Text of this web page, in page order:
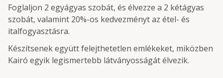
Foglaljon 2 egyágyas szobát, és élvezze a 2 kétágyas
szobát, valamint 20%-os kedvezményt az étel- és
italfogyasztásra.
Készítsenek együtt felejthetetlen emlékeket, miközben
Kairó egyik legismertebb látványosságát élvezik.